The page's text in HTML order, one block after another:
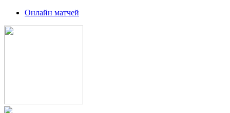
Онлайн матчей